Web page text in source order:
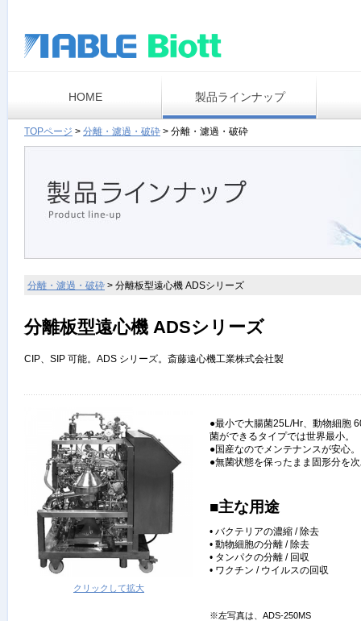
HOME 製品ラインナップ
TOPページ > 分離・濾過・破砕 > 分離・濾過・破砕
分離・濾過・破砕 > 分離板型遠心機 ADSシリーズ
分離板型遠心機 ADSシリーズ
CIP、SIP 可能。ADS シリーズ。斎藤遠心機工業株式会社製
クリックして拡大
●最小で大腸菌25L/Hr、動物細胞
菌ができるタイプでは世界最小。
●国産なのでメンテナンスが安心。
●無菌状態を保ったまま固形分を
■主な用途
• バクテリアの濃縮 / 除去
• 動物細胞の分離 / 除去
• タンパクの分離 / 回収
• ワクチン / ウイルスの回収
※左写真は、ADS-250MS